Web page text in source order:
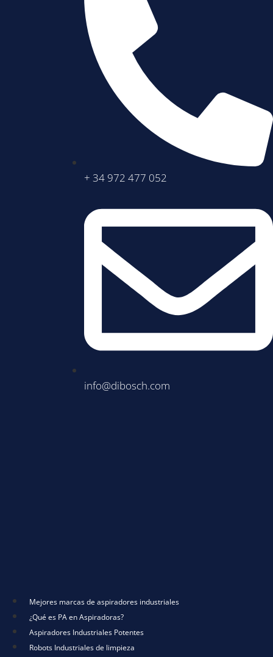
+ 34 972 477 052
info@dibosch.com
Mejores marcas de aspiradores industriales
¿Qué es PA en Aspiradoras?
Aspiradores Industriales Potentes
Robots Industriales de limpieza